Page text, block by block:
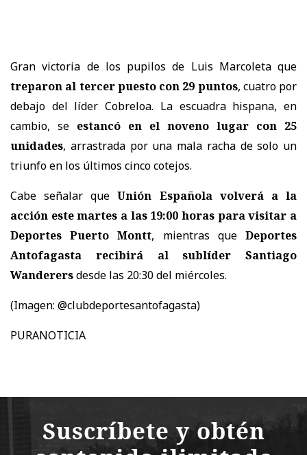
Gran victoria de los pupilos de Luis Marcoleta que
treparon al tercer puesto con 29 puntos, cuatro por
debajo del líder Cobreloa. La escuadra hispana, en
cambio, se estancó en el noveno lugar con 25
unidades, arrastrada por una mala racha de solo un
triunfo en los últimos cinco cotejos.
Cabe señalar queUnión Española volverá a la
acción este martes a las 19:00 horas para visitar a
Deportes Puerto Montt, mientras queDeportes
Antofagasta recibirá al sublíder Santiago
Wanderersdesde las 20:30 del miércoles.
(Imagen: @clubdeportesantofagasta)
PURANOTICIA